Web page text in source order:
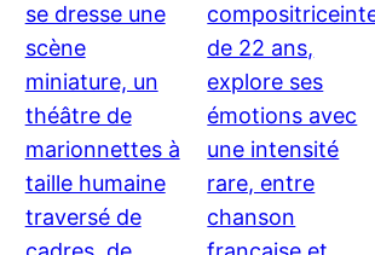
se dresse une
scène
miniature, un
théâtre de
marionnettes à
taille humaine
traversé de
de 22 ans,
explore ses
émotions avec
une intensité
rare, entre
chanson